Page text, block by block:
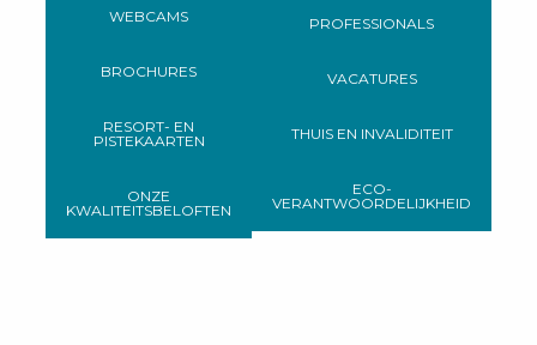
WEBCAMS
BROCHURES
RESORT- EN
PISTEKAARTEN
ONZE
KWALITEITSBELOFTEN
PROFESSIONALS
VACATURES
THUIS EN INVALIDITEIT
ECO-
VERANTWOORDELIJKHEID